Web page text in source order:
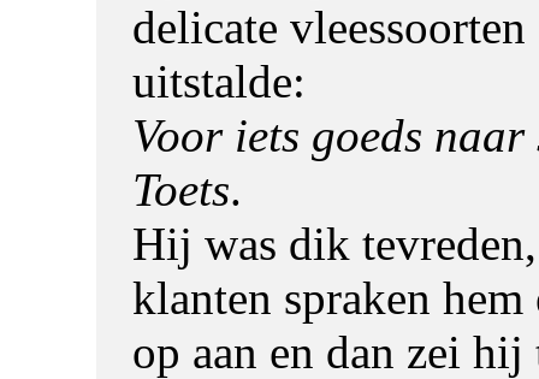
delicate
uitstalde:
Voor iets goeds
Toets.
Hij was dik
klanten spraken hem
op aan en dan zei hij